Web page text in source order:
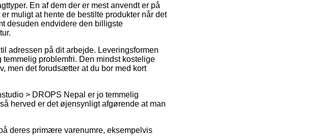
En af dem der er mest anvendt er på
muligt at hente de bestilte produkter når det
desuden endvidere den billigste
adressen på dit arbejde. Leveringsformen
problemfri. Den mindst kostelige
men det forudsætter at du bor med kort
> DROPS Nepal er jo temmelig
herved er det øjensynligt afgørende at man
deres primære varenumre, eksempelvis